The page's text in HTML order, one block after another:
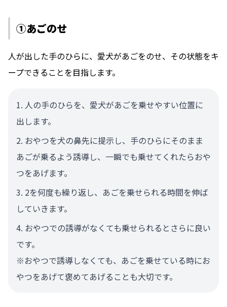
①あごのせ
人が出した手のひらに、愛犬があごをのせ、その状態をキ
ープできることを目指します。
人の手のひらを、愛犬があごを乗せやすい位置に
出します。
おやつを犬の鼻先に提示し、手のひらにそのまま
あごが乗るよう誘導し、一瞬でも乗せてくれたらおや
つをあげます。
2を何度も繰り返し、あごを乗せられる時間を伸ば
していきます。
おやつでの誘導がなくても乗せられるとさらに良い
です。
※おやつで誘導しなくても、あごを乗せている時にお
やつをあげて褒めてあげることも大切です。